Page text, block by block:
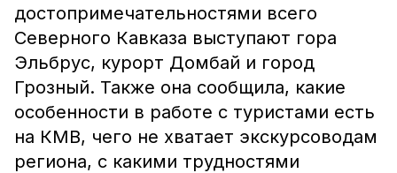
достопримечательностями всего
Северного Кавказа выступают гора
Эльбрус, курорт Домбай и город
Грозный. Также она сообщила, какие
особенности в работе с туристами есть
на КМВ, чего не хватает экскурсоводам
региона, с какими трудностями